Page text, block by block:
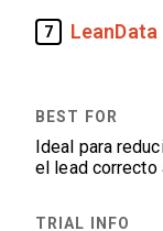
7 LeanData
Ideal para
el lead correcto